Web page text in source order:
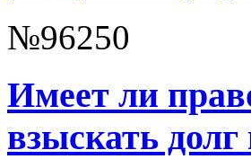
№96250
Имеет ли
взыскать